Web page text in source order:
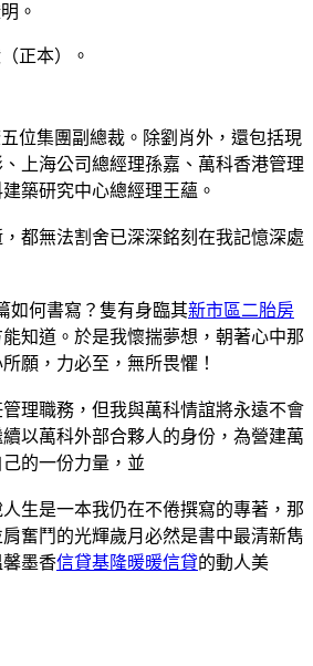
。
正本）。
位集團副總裁。除劉肖外，還包括現
上海公司總經理孫嘉、萬科香港管理
築研究中心總經理王蘊。
都無法割舍已深深銘刻在我記憶深處
如何書寫？隻有身臨其新市區二胎房
知道。於是我懷揣夢想，朝著心中那
願，力必至，無所畏懼！
理職務，但我與萬科情誼將永遠不會
以萬科外部合夥人的身份，為營建萬
的一份力量，並
生是一本我仍在不倦撰寫的專著，那
奮鬥的光輝歲月必然是書中最清新雋
墨香信貸基隆暖暖信貸的動人美